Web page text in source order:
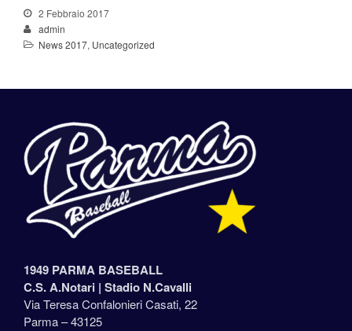
2 Febbraio 2017
admin
News 2017, Uncategorized
1949 PARMA BASEBALL
C.S. A.Notari | Stadio N.Cavalli
Via Teresa Confalonieri Casati, 22
Parma – 43125